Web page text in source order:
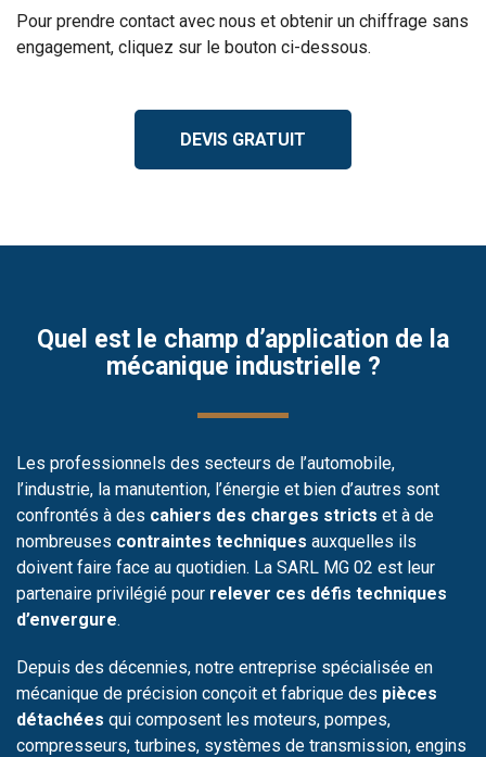
Pour prendre contact avec nous et obtenir un chiffrage sans
engagement, cliquez sur le bouton ci-dessous.
DEVIS GRATUIT
Quel est le champ d’application de la
mécanique industrielle ?
Les professionnels des secteurs de l’automobile,
l’industrie, la manutention, l’énergie et bien d’autres sont
confrontés à des cahiers des charges stricts et à de
nombreuses contraintes techniques auxquelles ils
doivent faire face au quotidien. La SARL MG 02 est leur
partenaire privilégié pour relever ces défis techniques
d’envergure.
Depuis des décennies, notre entreprise spécialisée en
mécanique de précision conçoit et fabrique des pièces
détachées qui composent les moteurs, pompes,
compresseurs, turbines, systèmes de transmission, engins